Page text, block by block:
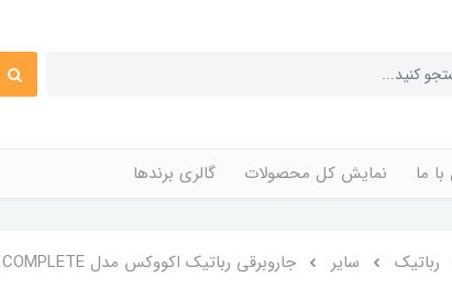
ما نمایش کل محصولات گالری برندها
رباتیک سایر جاروبرقی رباتیک اکووکس مدل ECOVACS DEEBOT T30S COMBO COMPLETE